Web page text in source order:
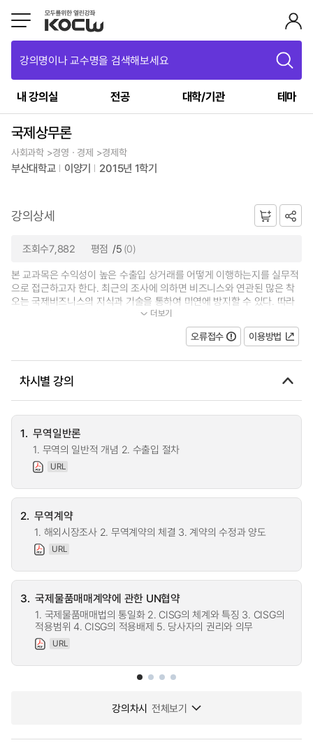
강의명이나 교수명을 검색해보세요
내 강의실 전공 대학/기관 테마
국제상무론
사회과학 >경영ㆍ경제 >경제학
부산대학교 이양기 2015년 1학기
강의상세
조회수7,882 평점 /5 (0)
본 교과목은 수익성이 높은 수출입 상거래를 어떻게 이행하는지를 실무적
으로 접근하고자 한다. 최근의 조사에 의하면 비즈니스와 연관된 많은 착
오는 국제비즈니스의 지식과 기술을 통하여 미연에 방지할 수 있다. 따라
서 본 교과목은 수출입 비즈니스를...더보기
오류접수 이용방법
차시별 강의
1. 무역일반론
1. 무역의 일반적 개념 2. 수출입 절차
URL
2. 무역계약
1. 해외시장조사 2. 무역계약의 체결 3. 계약의 수정과 양도
URL
3. 국제물품매매계약에 관한 UN협약
1. 국제물품매매법의 통일화 2. CISG의 체계와 특징 3. CISG의
적용범위 4. CISG의 적용배제 5. 당사자의 권리와 의무
URL
강의차시 전체보기